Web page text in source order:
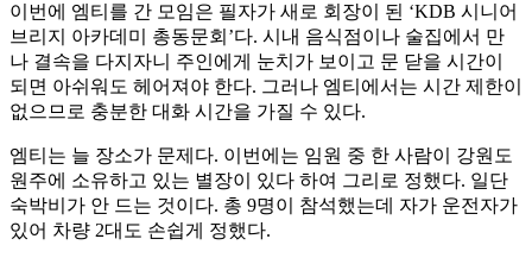
이번에 엠티를 간 모임은 필자가 새로 회장이 된 ‘KDB 시니어
브리지 아카데미 총동문회’다. 시내 음식점이나 술집에서 만
나 결속을 다지자니 주인에게 눈치가 보이고 문 닫을 시간이
되면 아쉬워도 헤어져야 한다. 그러나 엠티에서는 시간 제한이
없으므로 충분한 대화 시간을 가질 수 있다.
엠티는 늘 장소가 문제다. 이번에는 임원 중 한 사람이 강원도
원주에 소유하고 있는 별장이 있다 하여 그리로 정했다. 일단
숙박비가 안 드는 것이다. 총 9명이 참석했는데 자가 운전자가
있어 차량 2대도 손쉽게 정했다.